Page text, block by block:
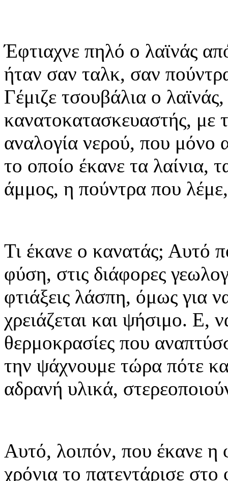
Έφτιαχνε πηλό ο λαϊνάς
ήταν σαν ταλκ, σαν
Γέμιζε τσουβάλια ο
κανατοκατασκευαστής, με
αναλογία νερού, που μόνο
το οποίο έκανε τα λαίνια,
άμμος, η πούντρα που
Τι έκανε ο κανατάς; Αυτό
φύση, στις διάφορες
φτιάξεις λάσπη, όμως για
χρειάζεται και ψήσιμο. Ε,
θερμοκρασίες που
την ψάχνουμε τώρα πότε
αδρανή υλικά,
Αυτό, λοιπόν, που έκανε η
χρόνια το πατεντάρισε